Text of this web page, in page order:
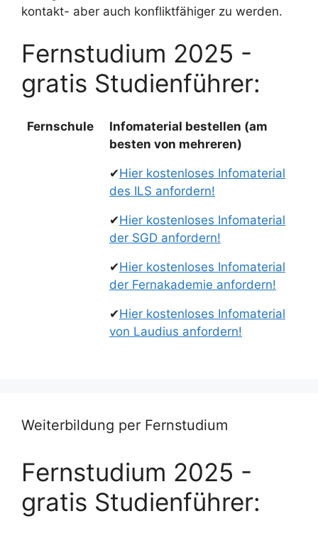
kontakt- aber auch konfliktfähiger zu werden.
Fernstudium 2025 -
gratis Studienführer:
Fernschule
Infomaterial bestellen (am
besten von mehreren)
✔Hier kostenloses Infomaterial
des ILS anfordern!
✔Hier kostenloses Infomaterial
der SGD anfordern!
✔Hier kostenloses Infomaterial
der Fernakademie anfordern!
✔Hier kostenloses Infomaterial
von Laudius anfordern!
Weiterbildung per Fernstudium
Fernstudium 2025 -
gratis Studienführer: